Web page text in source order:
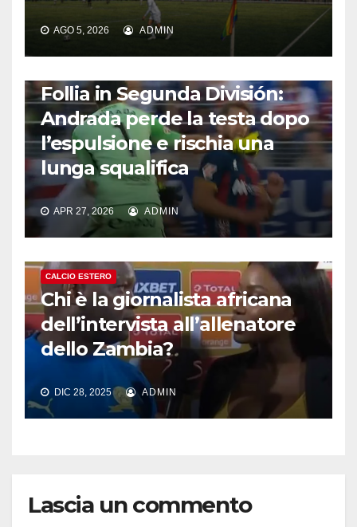
AGO 5, 2026 ADMIN
Follia in Segunda División:
Andrada perde la testa dopo
l’espulsione e rischia una
lunga squalifica
APR 27, 2026 ADMIN
CALCIO ESTERO
Chi è la giornalista africana
dell’intervista all’allenatore
dello Zambia?
DIC 28, 2025 ADMIN
Lascia un commento